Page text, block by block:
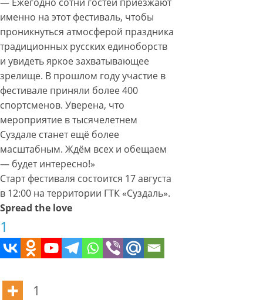
именно на этот фестиваль, чтобы
проникнуться атмосферой праздника
традиционных русских единоборств
и увидеть яркое захватывающее
зрелище. В прошлом году участие в
фестивале приняли более 400
спортсменов. Уверена, что
мероприятие в тысячелетнем
Суздале станет ещё более
масштабным. Ждём всех и обещаем
— будет интересно!»
Старт фестиваля состоится 17 августа
в 12:00 на территории ГТК «Суздаль».
Spread the love
1
1